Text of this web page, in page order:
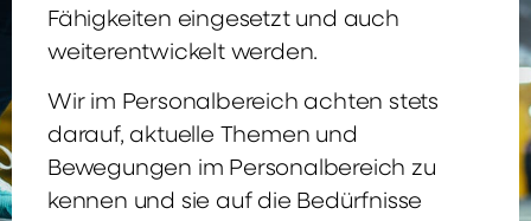
Fähigkeiten eingesetzt und auch
weiterentwickelt werden.
Wir im Personalbereich achten stets
darauf, aktuelle Themen und
Bewegungen im Personalbereich zu
kennen und sie auf die Bedürfnisse